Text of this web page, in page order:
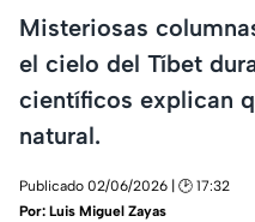
Misteriosas
el cielo del Tíbet
científicos explican
natural.
Publicado 02/06/2026 | 🕑 17:32
Por: Luis Miguel Zayas